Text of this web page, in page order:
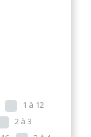
1 à 12
2 à 3